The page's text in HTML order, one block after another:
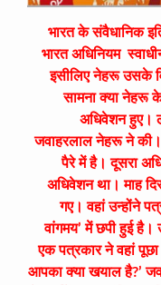
भारत के संवैधानिक
भारत अधिनियम
इसीलिए नेहरू उसके
सामना क्या नेहरू
अधिवेशन हुए।
जवाहरलाल नेहरू ने
पैरे में है। दूसरा
अधिवेशन था। माह
गए। वहां उन्होंने
वांगमय’ में छपी हुई
एक पत्रकार ने वहां
आपका क्या खयाल है?’